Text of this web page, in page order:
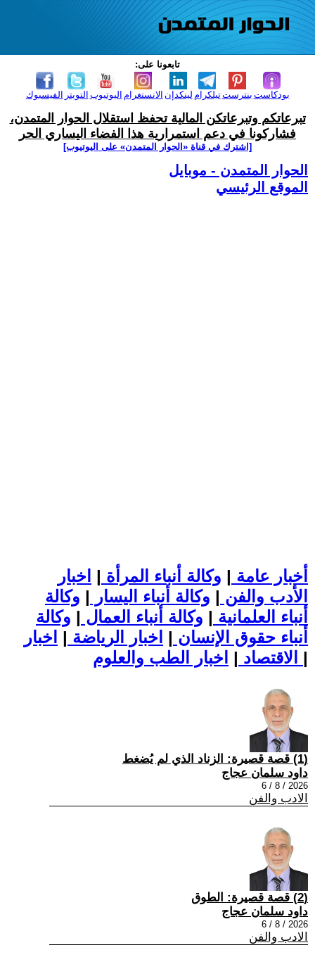
تابعونا على:
الفيسبوك التويتر اليوتيوب الانستغرام لينكدإن تيلكرامبنترست بودكاست
تبرعاتكم وتبرعاتكن المالية تحفظ استقلال الحوار المتمدن،
فشاركونا في دعم استمرارية هذا الفضاء اليساري الحر
[اشترك في قناة ‫«الحوار المتمدن» على اليوتيوب]
الحوار المتمدن - موبايل
الموقع الرئيسي
أخبار عامة | وكالة أنباء المرأة | اخبار
الأدب والفن | وكالة أنباء اليسار | وكالة
أنباء العلمانية | وكالة أنباء العمال | وكالة
أنباء حقوق الإنسان | اخبار الرياضة | اخبار
الاقتصاد | |
(1) قصة قصيرة: الزناد الذي لم يُضغط
داود سلمان عجاج
2026 / 8 / 6
الادب والفن
(2) قصة قصيرة: الطوق
داود سلمان عجاج
2026 / 8 / 6
الادب والفن